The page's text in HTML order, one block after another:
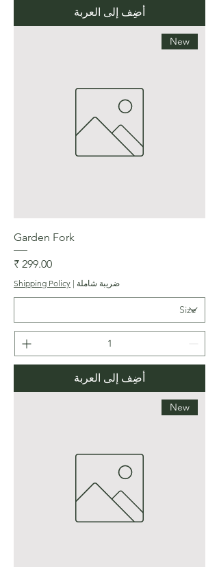
أضِف إلى العربة
New
Garden Fork
السعر
ضريبة شاملة |
Shipping Policy
أضِف إلى العربة
New